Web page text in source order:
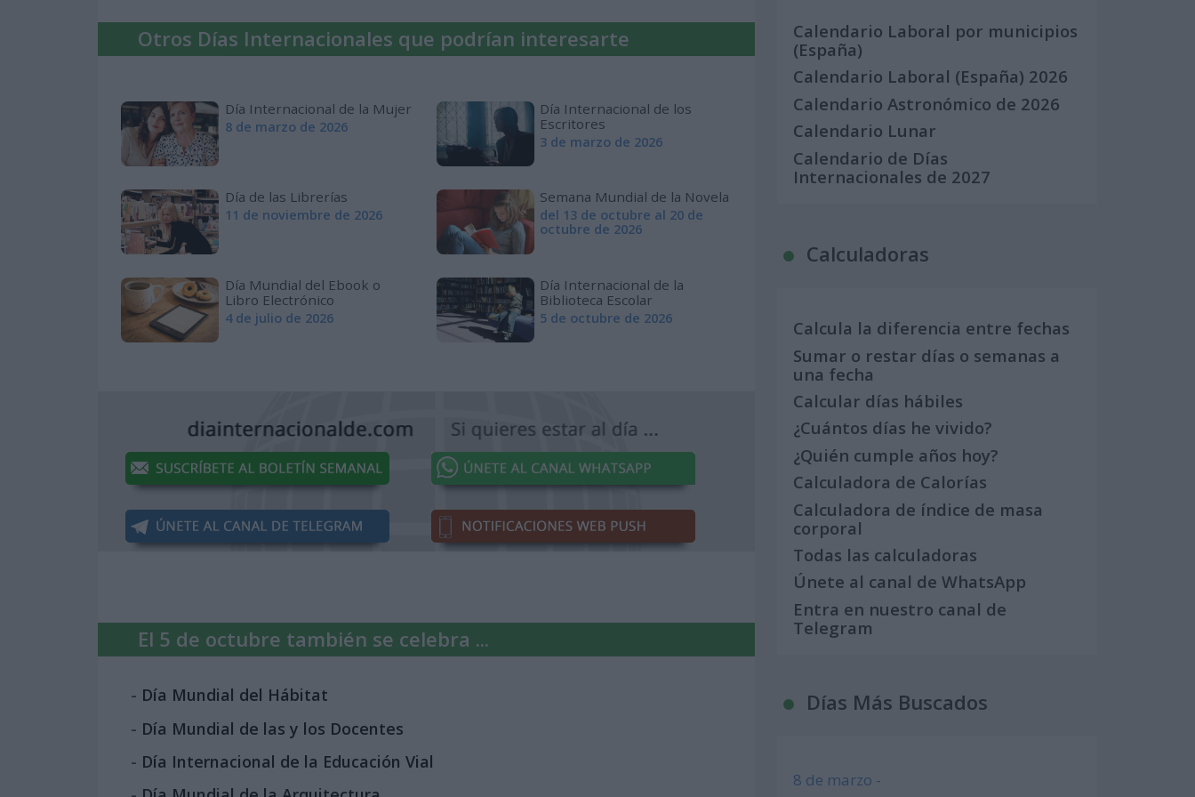
Otros Días Internacionales que podrían interesarte
Día Internacional de la Mujer
8 de marzo de 2026
Día Internacional de los
Escritores
3 de marzo de 2026
Día de las Librerías
11 de noviembre de 2026
Semana Mundial de la Novela
del 13 de octubre al 20 de
octubre de 2026
Día Mundial del Ebook o
Libro Electrónico
4 de julio de 2026
Día Internacional de la
Biblioteca Escolar
5 de octubre de 2026
El 5 de octubre también se celebra ...
- Día Mundial del Hábitat
- Día Mundial de las y los Docentes
- Día Internacional de la Educación Vial
Calendario Laboral por municipios
(España)
Calendario Laboral (España) 2026
Calendario Astronómico de 2026
Calendario Lunar
Calendario de Días
Internacionales de 2027
Calculadoras
Calcula la diferencia entre fechas
Sumar o restar días o semanas a
una fecha
Calcular días hábiles
¿Cuántos días he vivido?
¿Quién cumple años hoy?
Calculadora de Calorías
Calculadora de índice de masa
corporal
Todas las calculadoras
Únete al canal de WhatsApp
Entra en nuestro canal de
Telegram
Días Más Buscados
8 de marzo -